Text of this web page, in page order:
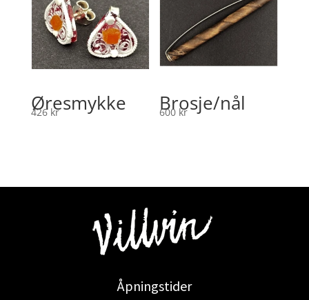
Øresmykke
426 kr Brosje/nål
600 kr
Åpningstider